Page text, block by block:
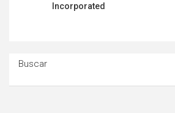
Incorporated
Buscar